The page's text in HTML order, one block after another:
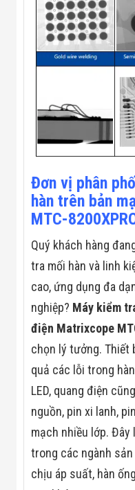
Đơn vị phân
hàn trên bản
MTC-
Quý khách hàng
tra mối hàn và linh
cao, ứng dụng đa
nghiệp? Máy kiểm
điện Matrixcope
chọn lý tưởng. Thiết
quả các lỗi trong hàn
LED, quang điện
nguồn, pin xi lanh,
mạch nhiều lớp.
trong các ngành
chịu áp suất, hàn